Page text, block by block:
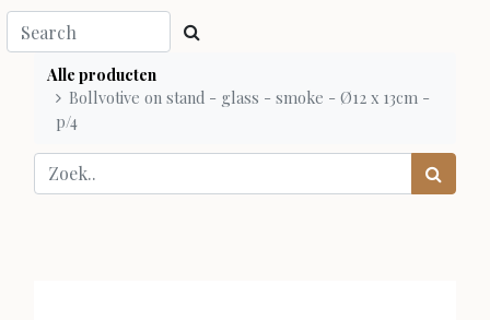
Alle producten
Bollvotive on stand - glass - smoke - Ø12 x 13cm -
p/4